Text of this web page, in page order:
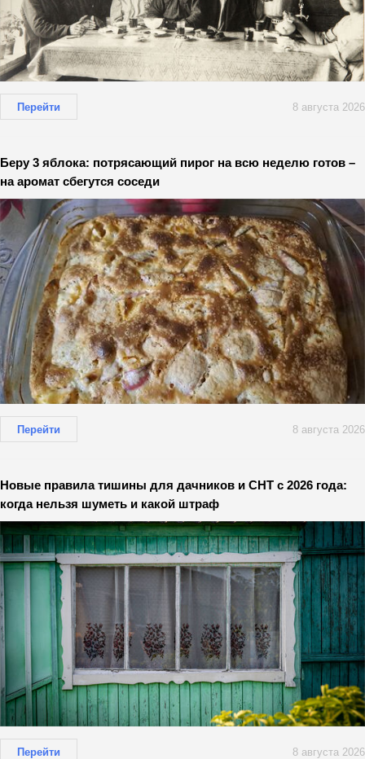
Перейти 8 августа 2026
Беру 3 яблока: потрясающий пирог на всю неделю готов –
на аромат сбегутся соседи
Перейти 8 августа 2026
Новые правила тишины для дачников и СНТ с 2026 года:
когда нельзя шуметь и какой штраф
Перейти 8 августа 2026